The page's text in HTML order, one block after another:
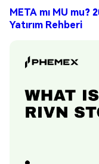
META mı MU mu?
Yatırım Rehberi